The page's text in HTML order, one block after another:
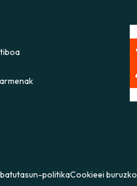
politikaCookieei